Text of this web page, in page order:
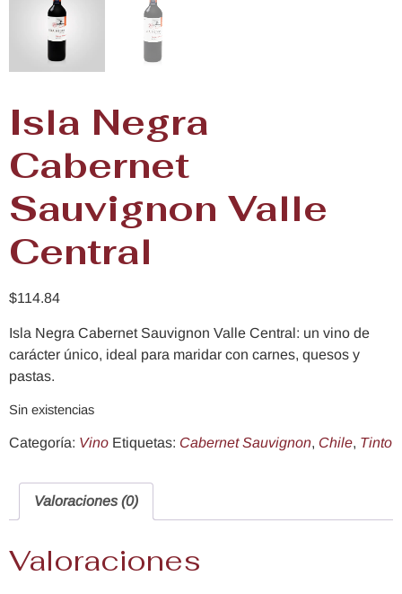
Isla Negra
Cabernet
Sauvignon Valle
Central
$114.84
Isla Negra Cabernet Sauvignon Valle Central: un vino de
carácter único, ideal para maridar con carnes, quesos y
pastas.
Sin existencias
Categoría: Vino Etiquetas: Cabernet Sauvignon, Chile, Tinto
Valoraciones (0)
Valoraciones